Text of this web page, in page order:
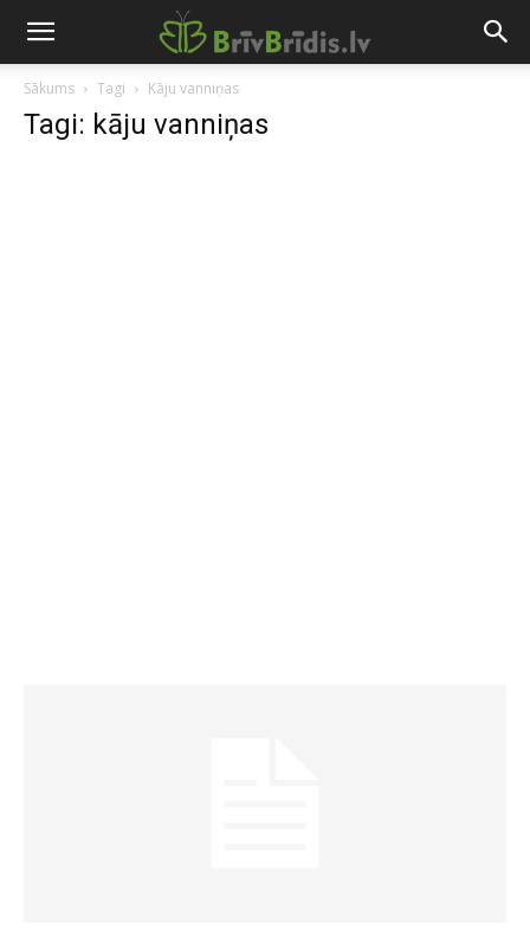
Sākums Tagi Kāju vanniņas
Tagi: kāju vanniņas